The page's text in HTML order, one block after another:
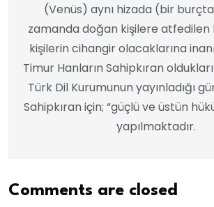
(Venüs) aynı hizada (bir
zamanda doğan kişilere atfedilen
kişilerin cihangir olacaklarına
Timur Hanların Sahipkıran
Türk Dil Kurumunun yayınladığı
Sahipkıran için; “güçlü ve üstün
yapılmaktadır.
Comments are closed